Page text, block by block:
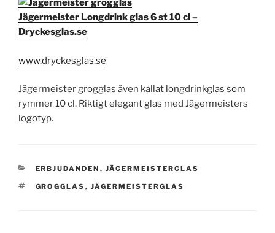
Jägermeister Longdrink glas 6 st 10 cl –
Dryckesglas.se
www.dryckesglas.se
Jägermeister grogglas även kallat longdrinkglas som
rymmer 10 cl. Riktigt elegant glas med Jägermeisters
logotyp.
KATEGORIER
ERBJUDANDEN , JÄGERMEISTERGLAS
TAGGAR
GROGGLAS , JÄGERMEISTERGLAS